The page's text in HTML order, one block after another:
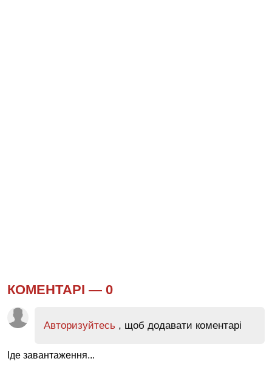
КОМЕНТАРІ — 0
Авторизуйтесь , щоб додавати коментарі
Іде завантаження...